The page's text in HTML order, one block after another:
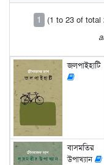
1
(1 to 23 of
জলপাইহাটি
বাসমতির
উপাখ্যান